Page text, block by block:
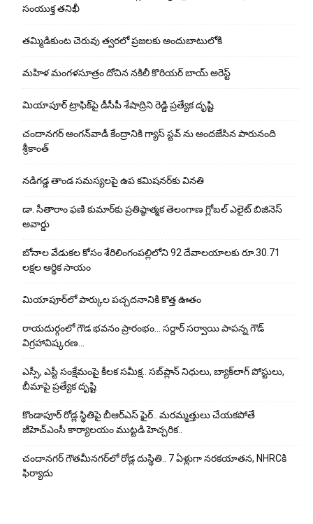
సంయుక్త తనిఖీ
తమ్మిడికుంట చెరువు త్వరలో ప్రజలకు అందుబాటులోకి
మహిళ మంగళసూత్రం దోచిన నకిలీ కొరియర్ బాయ్ అరెస్ట్
మియాపూర్ ట్రాఫిక్‌పై డీసీపీ శేషాద్రిని రెడ్డి ప్రత్యేక దృష్టి
చందానగర్ అంగన్‌వాడీ కేంద్రానికి గ్యాస్ స్టవ్ ను అందజేసిన పారునంది
శ్రీకాంత్
నడిగడ్డ తాండ సమస్యలపై ఉప కమిషనర్‌కు వినతి
డా. సీతారాం ఫణి కుమార్‌కు ప్రతిష్ఠాత్మక తెలంగాణ గ్లోబల్ ఎలైట్ బిజినెస్
అవార్డు
బోనాల వేడుకల కోసం శేరిలింగంపల్లిలోని 92 దేవాలయాలకు రూ.30.71
లక్షల ఆర్థిక సాయం
మియాపూర్‌లో పార్కుల పచ్చదనానికి కొత్త ఊతం
రాయదుర్గంలో గౌడ భవనం ప్రారంభం… సర్దార్ సర్వాయి పాపన్న గౌడ్
విగ్రహావిష్కరణ…
ఎస్సీ, ఎస్టీ సంక్షేమంపై కీలక సమీక్ష.. సబ్‌ప్లాన్ నిధులు, బ్యాక్‌లాగ్ పోస్టులు,
బీమాపై ప్రత్యేక దృష్టి
కొండాపూర్ రోడ్ల స్థితిపై బీఆర్ఎస్ ఫైర్.. మరమ్మత్తులు చేయ‌క‌పోతే
జీహెచ్‌ఎంసీ కార్యాలయం ముట్టడి హెచ్చరిక..
చందానగర్ గౌతమీనగర్‌లో రోడ్ల దుస్థితి.. 7 ఏళ్లుగా నరకయాతన, NHRCకి
ఫిర్యాదు